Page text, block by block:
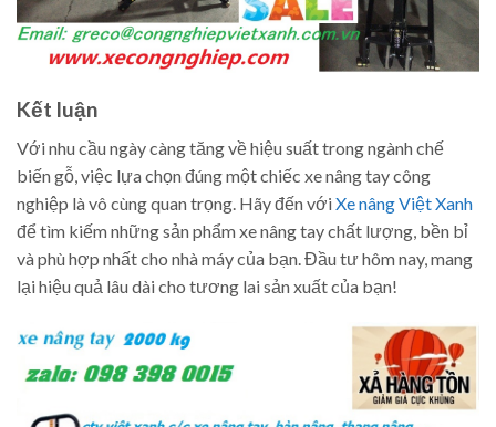
Kết luận
Với nhu cầu ngày càng tăng về hiệu suất trong ngành chế
biến gỗ, việc lựa chọn đúng một chiếc xe nâng tay công
nghiệp là vô cùng quan trọng. Hãy đến vớiXe nâng Việt Xanh
để tìm kiếm những sản phẩm xe nâng tay chất lượng, bền bỉ
và phù hợp nhất cho nhà máy của bạn. Đầu tư hôm nay, mang
lại hiệu quả lâu dài cho tương lai sản xuất của bạn!